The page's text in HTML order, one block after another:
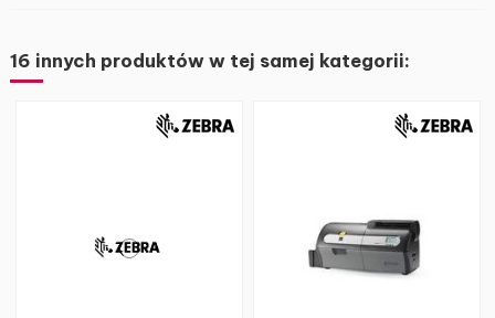
16 innych produktów w tej samej kategorii: